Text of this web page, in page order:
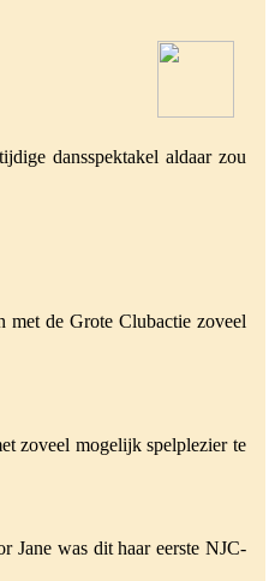
dansspektakel aldaar zou
met de Grote Clubactie zoveel
zoveel mogelijk spelplezier te
Jane was dit haar eerste NJC-